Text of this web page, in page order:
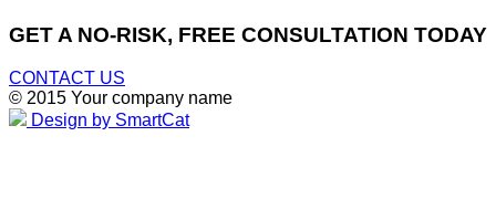
GET A NO-RISK, FREE CONSULTATION TODAY
CONTACT US
© 2015 Your company name
Design by SmartCat